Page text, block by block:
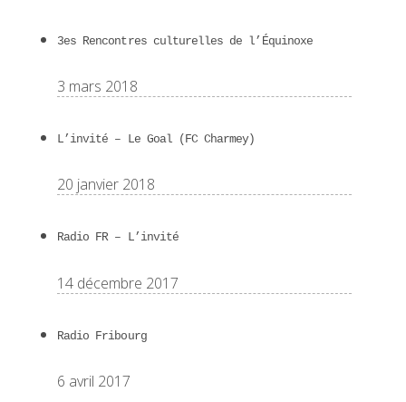
3es Rencontres culturelles de l’Équinoxe
3 mars 2018
L’invité – Le Goal (FC Charmey)
20 janvier 2018
Radio FR – L’invité
14 décembre 2017
Radio Fribourg
6 avril 2017